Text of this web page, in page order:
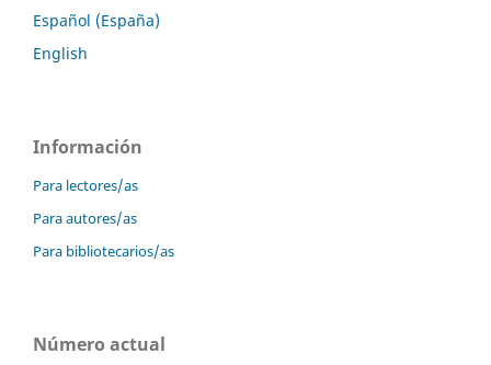
Español (España)
English
Información
Para lectores/as
Para autores/as
Para bibliotecarios/as
Número actual